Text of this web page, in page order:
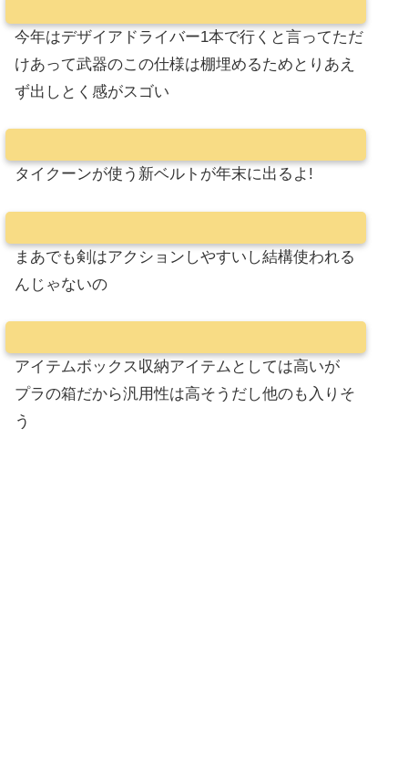
今年はデザイアドライバー1本で行くと言ってただ
けあって武器のこの仕様は棚埋めるためとりあえ
ず出しとく感がスゴい
タイクーンが使う新ベルトが年末に出るよ!
まあでも剣はアクションしやすいし結構使われる
んじゃないの
アイテムボックス収納アイテムとしては高いが
プラの箱だから汎用性は高そうだし他のも入りそ
う